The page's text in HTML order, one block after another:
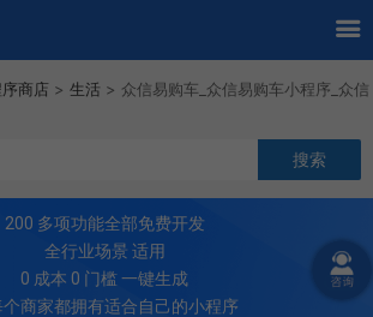
商店 > 生活 > 众信易购车_众信易购车小程序_众信
200 多项功能全部免费开发
全行业场景 适用
0 成本 0 门槛 一键生成
商家都拥有适合自己的小程序